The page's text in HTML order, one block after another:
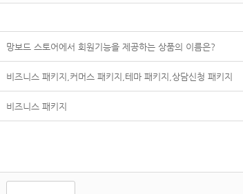
망보드 스토어에서 회원기능을 제공하는 상품의 이름은?
비즈니스 패키지,커머스 패키지,테마 패키지,상담신청 패키지
비즈니스 패키지